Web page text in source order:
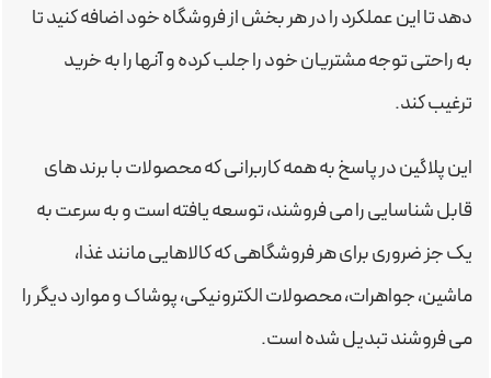
دهد تا این عملکرد را در هر بخش از فروشگاه خود اضافه کنید تا
به راحتی توجه مشتریان خود را جلب کرده و آنها را به خرید
ترغیب کند.
این پلاگین در پاسخ به همه کاربرانی که محصولات با برند های
قابل شناسایی را می فروشند، توسعه یافته است و به سرعت به
یک جز ضروری برای هر فروشگاهی که کالاهایی مانند غذا،
ماشین، جواهرات، محصولات الکترونیکی، پوشاک و موارد دیگر را
می فروشند تبدیل شده است.